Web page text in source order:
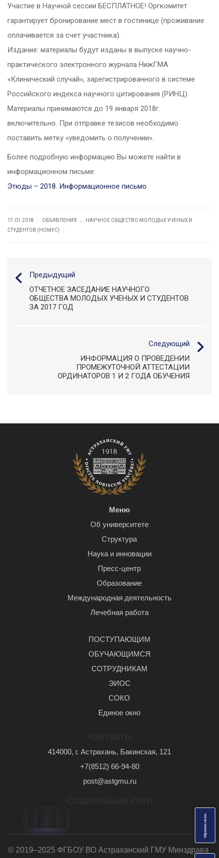
О
б
р
а
т
н
а
я
с
в
я
з
ь
Участие в Научной сессии БЕСПЛАТНОЕ! Оргкомитет
гарантирует бронирование мест в гостинице (проживание
оплачивается за счет участника).
Издание: материалы будут изданы в выпуске научно-
практического электронного журнала НижГМА
«Клинический случай», зарегистрированного в системе
Российского индекса научного цитирования (РИНЦ).
Материалы принимаются до 19 января 2018г.
включительно. При отправке тезисов необходимо
поставить метку «уведомить о получении».
Более подробную информацию Вы можете найти в
информационном письме:
Этюды – 2018. Информационное письмо
17.01.2018 ОБЪЯВЛЕНИЯ .
НАУЧНОЕ ОБЩЕСТВО МОЛОДЫХ УЧЕНЫХ И
СТУДЕНТОВ (НОМУС)
Предыдущий
ОТЧЕТНОЕ ЗАСЕДАНИЕ НАУЧНОГО
ОБЩЕСТВА МОЛОДЫХ УЧЕНЫХ И СТУДЕНТОВ
ЗА 2017 ГОД
Следующий
ИНФОРМАЦИЯ О ПРОВЕДЕНИИ
ПРОМЕЖУТОЧНОЙ АТТЕСТАЦИИ
ОРДИНАТОРОВ 1 И 2 ГОДА ОБУЧЕНИЯ
Меню
Об университете
Структура
Наука и инновации
Пресс-центр
Образование
Международная деятельность
Лечебная работа
ПОСТУПАЮЩИМ
ОБУЧАЮЩИМСЯ
СОТРУДНИКАМ
ЭИОС
СОКО
Единое окно
414000, г. Астрахань, Бакинская, 121
+7(8512) 66-94-80
post@astgmu.ru
© 2019–2025 ФГБОУ ВО Астраханский ГМУ Минздрава